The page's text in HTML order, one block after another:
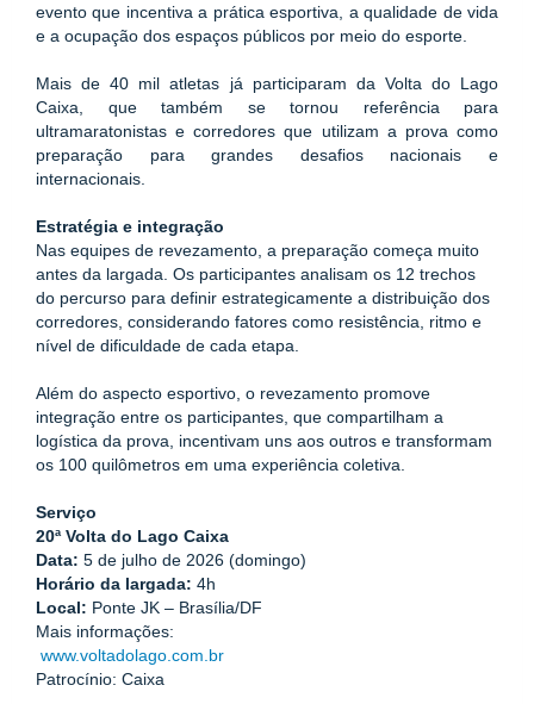
evento que incentiva a prática esportiva, a qualidade de vida
e a ocupação dos espaços públicos por meio do esporte.
Mais de 40 mil atletas já participaram da Volta do Lago
Caixa, que também se tornou referência para
ultramaratonistas e corredores que utilizam a prova como
preparação para grandes desafios nacionais e
internacionais.
Estratégia e integração
Nas equipes de revezamento, a preparação começa muito
antes da largada. Os participantes analisam os 12 trechos
do percurso para definir estrategicamente a distribuição dos
corredores, considerando fatores como resistência, ritmo e
nível de dificuldade de cada etapa.
Além do aspecto esportivo, o revezamento promove
integração entre os participantes, que compartilham a
logística da prova, incentivam uns aos outros e transformam
os 100 quilômetros em uma experiência coletiva.
Serviço
20ª Volta do Lago Caixa
Data: 5 de julho de 2026 (domingo)
Horário da largada: 4h
Local: Ponte JK – Brasília/DF
Mais informações:
www.voltadolago.com.br
Patrocínio: Caixa